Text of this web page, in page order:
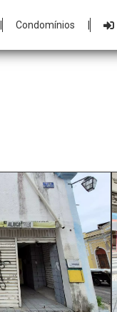
Condomínios